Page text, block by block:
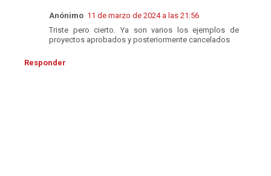
Anónimo 11 de marzo de 2024 a las 21:56
Triste pero cierto. Ya son varios los ejemplos de
proyectos aprobados y posteriormente cancelados
Responder